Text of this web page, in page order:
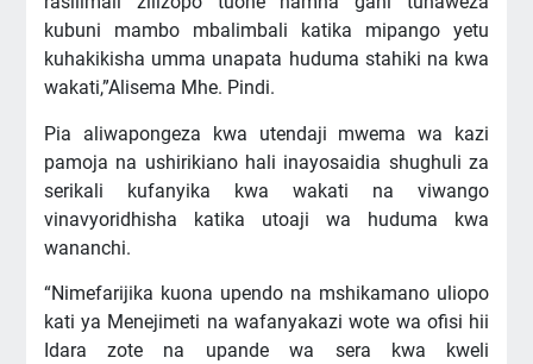
kubuni mambo mbalimbali katika mipango yetu
kuhakikisha umma unapata huduma stahiki na kwa
wakati,”Alisema Mhe. Pindi.
Pia aliwapongeza kwa utendaji mwema wa kazi
pamoja na ushirikiano hali inayosaidia shughuli za
serikali kufanyika kwa wakati na viwango
vinavyoridhisha katika utoaji wa huduma kwa
wananchi.
“Nimefarijika kuona upendo na mshikamano uliopo
kati ya Menejimeti na wafanyakazi wote wa ofisi hii
Idara zote na upande wa sera kwa kweli